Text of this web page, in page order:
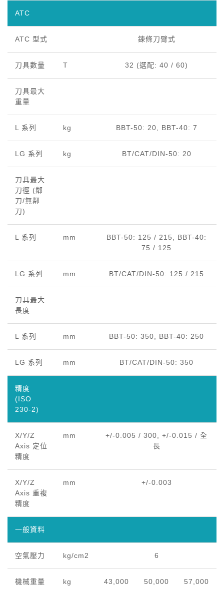
ATC
ATC 型式 鍊條刀臂式
刀具數量 T 32 (選配: 40 / 60)
刀具最大
重量
L 系列 kg BBT-50: 20, BBT-40: 7
LG 系列 kg BT/CAT/DIN-50: 20
刀具最大
刀徑 (鄰
刀/無鄰
刀)
L 系列 mm
BBT-50: 125 / 215, BBT-40:
75 / 125
LG 系列 mm BT/CAT/DIN-50: 125 / 215
刀具最大
長度
L 系列 mm BBT-50: 350, BBT-40: 250
LG 系列 mm BT/CAT/DIN-50: 350
精度
(ISO
230-2)
X/Y/Z
Axis 定位
精度
mm
+/-0.005 / 300, +/-0.015 / 全
長
X/Y/Z
Axis 重複
精度
mm +/-0.003
一般資料
空氣壓力 kg/cm2 6
機械重量 kg 43,000 50,000 57,000